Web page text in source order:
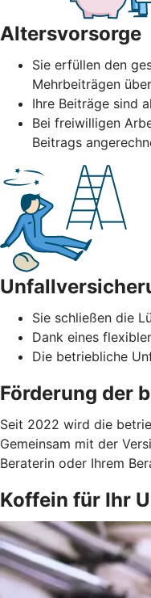
Altersvorsorge
Sie erfüllen den
Mehrbeiträgen
Ihre Beiträge sind
Bei freiwilligen
Beitrags
Sie schließen die
Dank eines
Die betriebliche
Förderung der
Seit 2022 wird die
Gemeinsam mit der
Beraterin oder Ihrem
Koffein für Ihr